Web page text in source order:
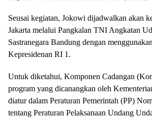
Seusai kegiatan, Jokowi dijadwalkan akan
Jakarta melalui Pangkalan TNI Angkatan
Sastranegara Bandung dengan
Kepresidenan RI 1.
Untuk diketahui, Komponen Cadangan
program yang dicanangkan oleh
diatur dalam Peraturan Pemerintah (PP)
tentang Peraturan Pelaksanaan Undang